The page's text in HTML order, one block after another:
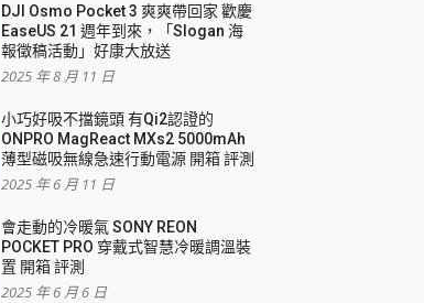
DJI Osmo Pocket 3 爽爽帶回家 歡慶
EaseUS 21 週年到來，「Slogan 海
報徵稿活動」好康大放送
2025 年 8 月 11 日
小巧好吸不擋鏡頭 有Qi2認證的
ONPRO MagReact MXs2 5000mAh
薄型磁吸無線急速行動電源 開箱 評測
2025 年 6 月 11 日
會走動的冷暖氣 SONY REON
POCKET PRO 穿戴式智慧冷暖調溫裝
置 開箱 評測
2025 年 6 月 6 日